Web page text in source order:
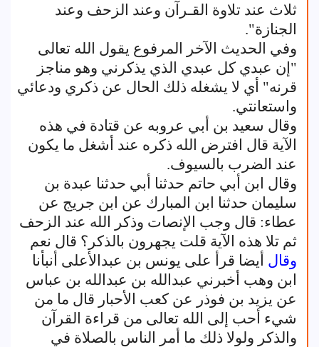
ثلاث عند تلاوة القـرآن وعند الزحف وعند
الجنازة".
وفي الحديث الآخر المرفوع يقول الله تعالى
"إن عبدي كل عبدي الذي يذكرني وهو مناجز
قرنه" أي لا يشغله ذلك الحال عن ذكري ودعائي
واستعانتي.
وقال سعيد بن أبي عروبه عن قتادة في هذه
الآية قال افترض الله ذكره عند أشغل ما يكون
عند الضرب بالسيوف.
وقال ابن أبي حاتم حدثنا أبي حدثنا عبدة بن
سليمان حدثنا ابن المبارك عن ابن جريج عن
عطاء: قال وجب الإنصات وذكر الله عند الزحف
ثم تلا هذه الآية قلت يجهرون بالذكر؟ قال نعم
وقال أيضا قرأ على يونس بن عبدالأعلى أنبأنا
ابن وهب أخبرني عبدالله بن عبدالله بن عباس
عن يزيد بن فوذر عن كعب الأحبار قال ما من
شيء أحب إلى الله تعالى من قراءة القرآن
والذكر ولولا ذلك ما أمر الناس بالصلاة في